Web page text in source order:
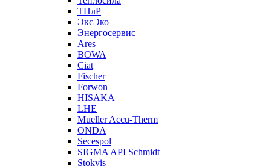
ТПлР
ЭксЭко
Энергосервис
Ares
BOWA
Ciat
Fischer
Forwon
HISAKA
LHE
Mueller Accu-Therm
ONDA
Secespol
SIGMA API Schmidt
Stokvis